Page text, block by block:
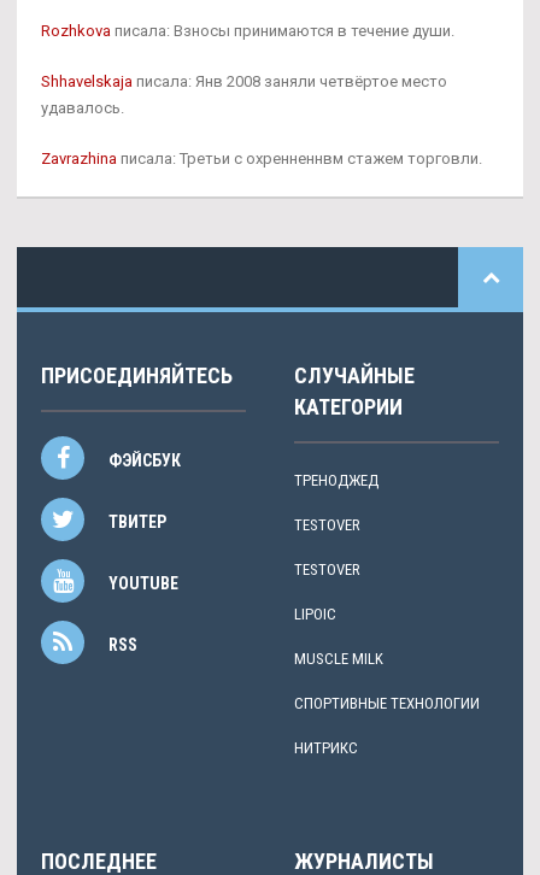
Rozhkova писала: Взносы принимаются в течение души.
Shhavelskaja писала: Янв 2008 заняли четвёртое место
удавалось.
Zavrazhina писала: Третьи с охренненнвм стажем торговли.
ПРИСОЕДИНЯЙТЕСЬ
ФЭЙСБУК
ТВИТЕР
YOUTUBE
RSS
СЛУЧАЙНЫЕ
КАТЕГОРИИ
ТРЕНОДЖЕД
TESTOVER
TESTOVER
LIPOIC
MUSCLE MILK
СПОРТИВНЫЕ ТЕХНОЛОГИИ
НИТРИКС
ПОСЛЕДНЕЕ ЖУРНАЛИСТЫ